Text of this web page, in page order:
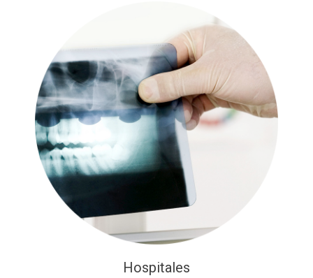
Hospitales